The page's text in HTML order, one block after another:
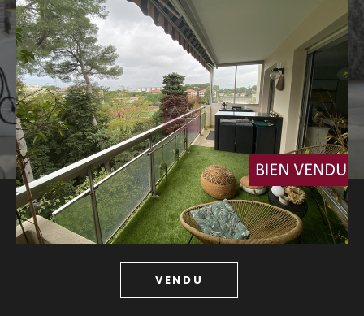
VENDU
Type
de
bien
Type de bien
Ville
Budget
Budget
Surface
Surface
Pièces
Pièces